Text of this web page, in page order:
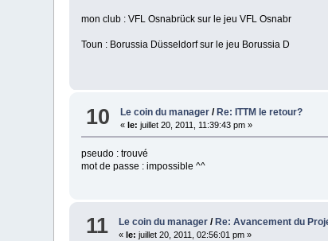
mon club : VFL Osnabrück sur le jeu VFL Osnabr
Toun : Borussia Düsseldorf sur le jeu Borussia D
10 Le coin du manager / Re: ITTM le retour?
« le: juillet 20, 2011, 11:39:43 pm »
pseudo : trouvé
mot de passe : impossible ^^
11 Le coin du manager /Re: Avancement du
«le: juillet 20, 2011, 02:56:01 pm »